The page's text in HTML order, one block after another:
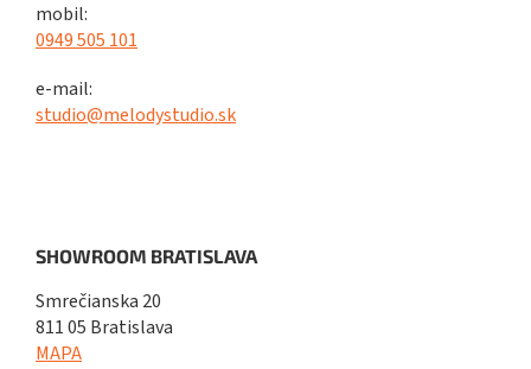
mobil:
0949 505 101
e-mail:
studio@melodystudio.sk
SHOWROOM BRATISLAVA
Smrečianska 20
811 05 Bratislava
MAPA